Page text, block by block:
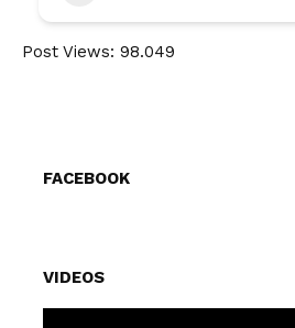
Post Views: 98.049
FACEBOOK
VIDEOS